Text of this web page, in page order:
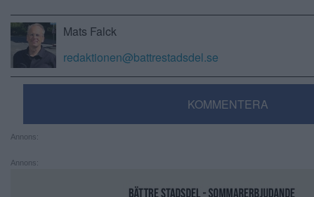
Mats Falck
redaktionen@battrestadsdel.se
KOMMENTERA
Annons:
Annons: